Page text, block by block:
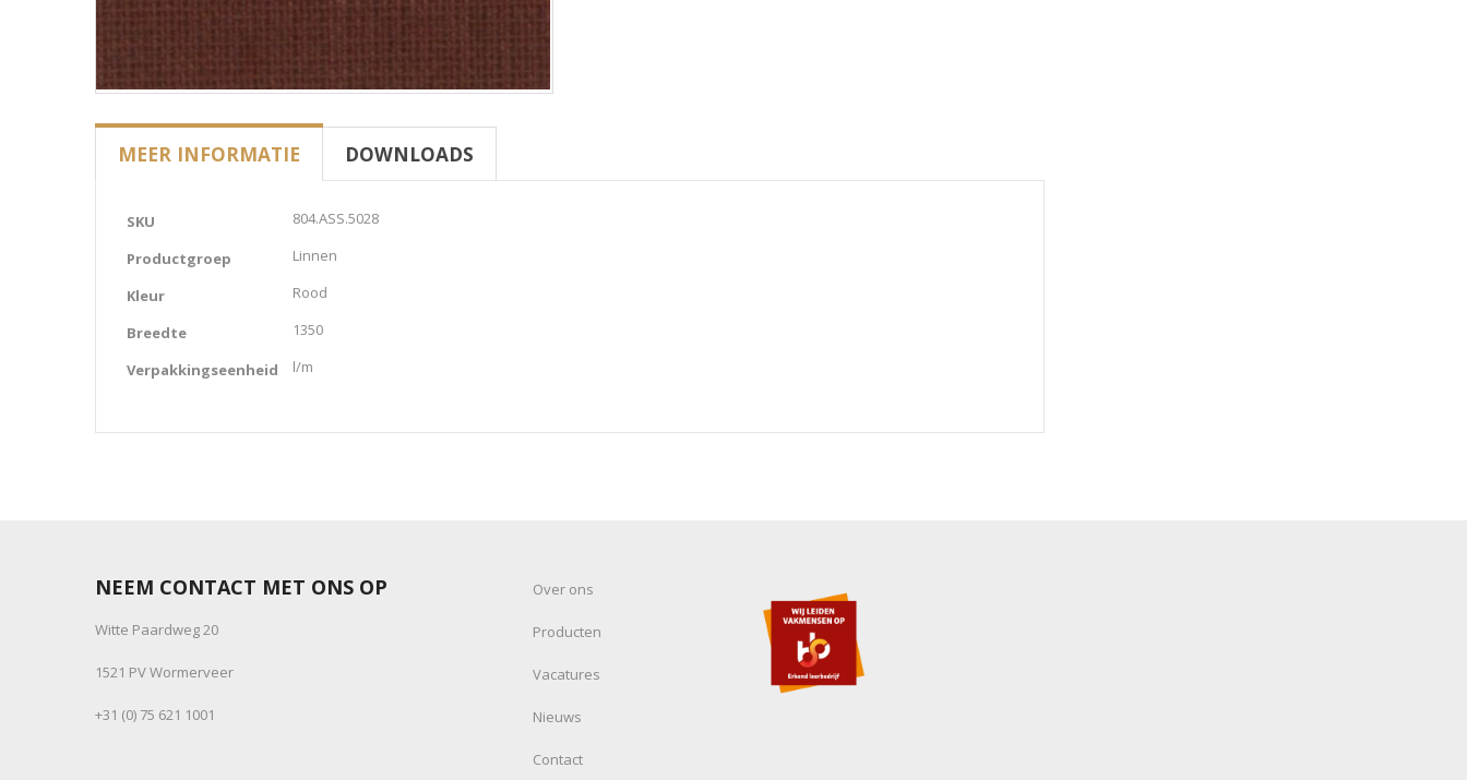
MEER INFORMATIE DOWNLOADS
SKU 804.ASS.5028
Productgroep Linnen
Kleur Rood
Breedte 1350
Verpakkingseenheid l/m
NEEM CONTACT MET ONS OP
Witte Paardweg 20
1521 PV Wormerveer
+31 (0) 75 621 1001
Over ons
Producten
Vacatures
Nieuws
Contact